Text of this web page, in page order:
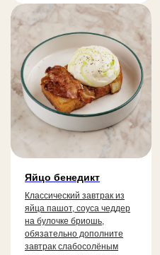
Яйцо бенедикт
Классический завтрак из
яйца пашот, соуса чеддер
на булочке бриошь,
обязательно дополните
завтрак слабосолёным